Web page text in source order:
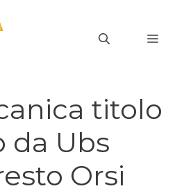
titolo
da Ubs
Orsi